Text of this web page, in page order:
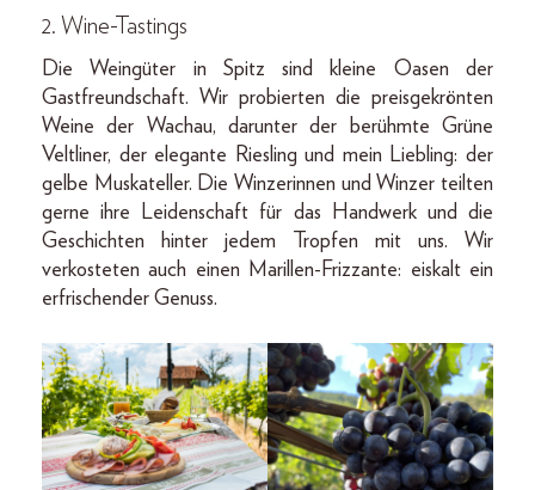
2. Wine-Tastings
Die Weingüter in Spitz sind kleine Oasen der
Gastfreundschaft. Wir probierten die preisgekrönten
Weine der Wachau, darunter der berühmte Grüne
Veltliner, der elegante Riesling und mein Liebling: der
gelbe Muskateller. Die Winzerinnen und Winzer teilten
gerne ihre Leidenschaft für das Handwerk und die
Geschichten hinter jedem Tropfen mit uns. Wir
verkosteten auch einen Marillen-Frizzante: eiskalt ein
erfrischender Genuss.